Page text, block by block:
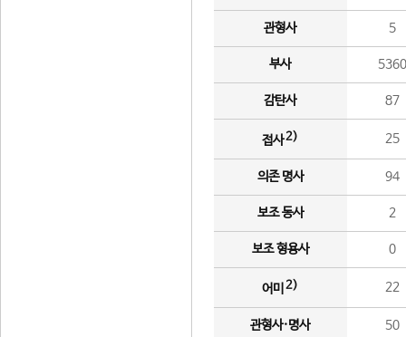
관형사 5
부사 5360
감탄사 87
접사2) 25
의존 명사 94
보조 동사 2
보조 형용사 0
어미 2) 22
관형사·명사 50